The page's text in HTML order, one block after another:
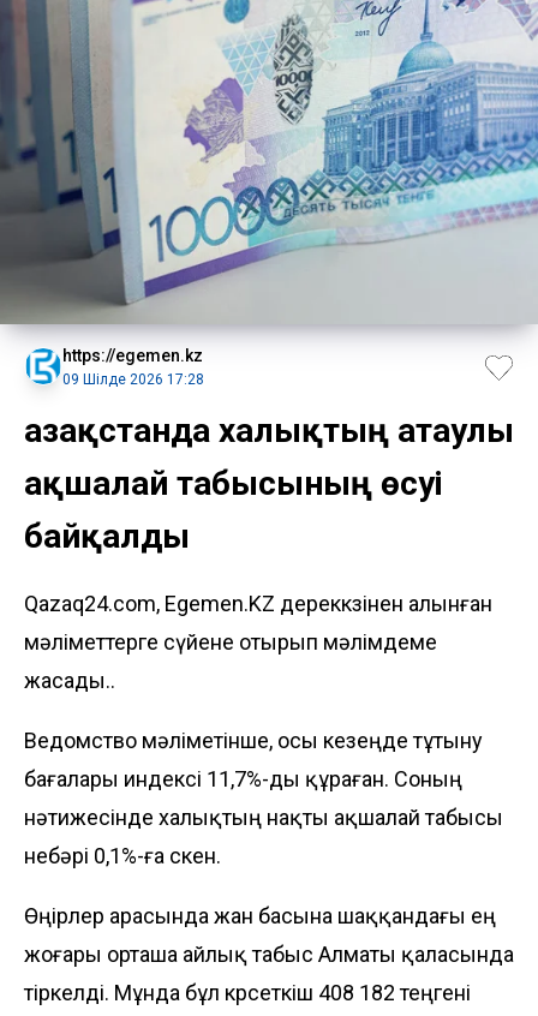
https://egemen.kz
09 Шілде 2026 17:28
Қазақстанда халықтың атаулы
ақшалай табысының өсуі
байқалды
Qazaq24.com, Egemen.KZ дереккөзінен алынған
мәліметтерге сүйене отырып мәлімдеме
жасады..
Ведомство мәліметінше, осы кезеңде тұтыну
бағалары индексі 11,7%-ды құраған. Соның
нәтижесінде халықтың нақты ақшалай табысы
небәрі 0,1%-ға өскен.
Өңірлер арасында жан басына шаққандағы ең
жоғары орташа айлық табыс Алматы қаласында
тіркелді. Мұнда бұл көрсеткіш 408 182 теңгені